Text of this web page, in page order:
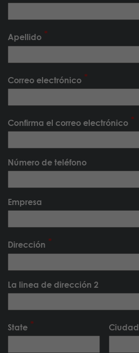
Apellido
Correo electrónico
Confirma el correo electrónico
Número de teléfono
Empresa
Dirección
La linea de dirección 2
State Ciudad